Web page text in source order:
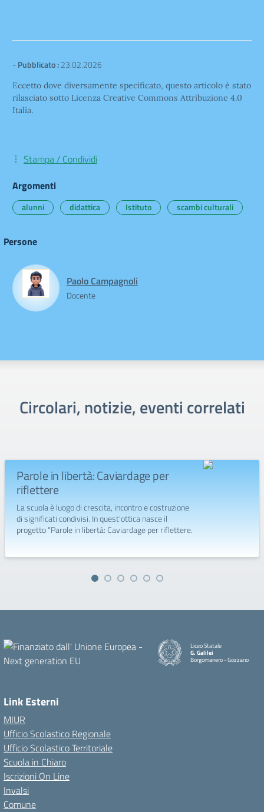
- Pubblicato :23.02.2026
Eccetto dove diversamente specificato, questo articolo è stato
rilasciato sotto Licenza Creative Commons Attribuzione 4.0
Italia.
Stampa / Condividi
Argomenti
alunni didattica Istituto scambi culturali
Persone
Paolo Campagnoli
Docente
Circolari, notizie, eventi correlati
Parole in libertà: Caviardage per
riflettere
La scuola è luogo di crescita, incontro e costruzione
di significati condivisi. In quest’ottica nasce il
progetto “Parole in libertà: Caviardage per riflettere.
Liceo Statale
G. Galilei
Borgomanero - Gozzano
Link Esterni
MIUR
Ufficio Scolastico Regionale
Ufficio Scolastico Territoriale
Scuola in Chiaro
Iscrizioni On Line
Invalsi
Comune